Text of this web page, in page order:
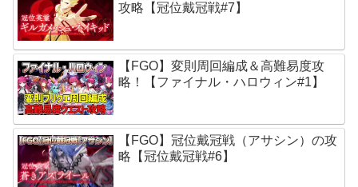
攻略【冠位戴冠戦#7】
【FGO】変則周回編成＆高難易度攻
略！【ファイナル・ハロウィン#1】
【FGO】冠位戴冠戦（アサシン）の攻
略【冠位戴冠戦#6】